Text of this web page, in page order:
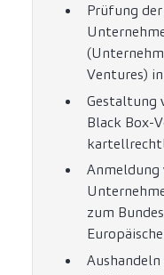
Prüfung
Ventures)
Gestaltung
Black Box-
Anmeldung
zum